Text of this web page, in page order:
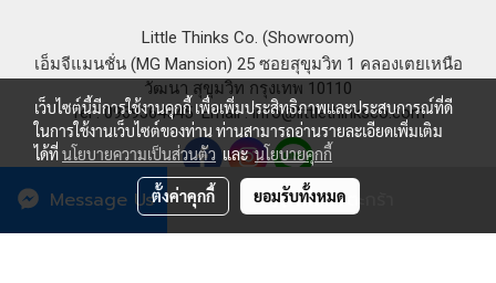
เพิ่มลงตะกร้า
Message Us
Little Thinks Co. (Showroom)
เอ็มจีแมนชั่น (MG Mansion) 25 ซอยสุขุมวิท 1 คลองเตยเหนือ
วัฒนา สุขุมวิท กรุงเทพ 10110
Tel : 0969364545Email :info@littlethinksco.com
เว็บไซต์นี้มีการใช้งานคุกกี้ เพื่อเพิ่มประสิทธิภาพและประสบการณ์ที่ดี
ในการใช้งานเว็บไซต์ของท่าน ท่านสามารถอ่านรายละเอียดเพิ่มเติม
ได้ที่นโยบายความเป็นส่วนตัว และนโยบายคุกกี้
ตั้งค่าคุกกี้ ยอมรับทั้งหมด